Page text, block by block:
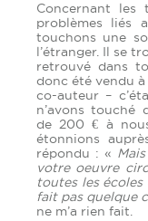
Concernant les
problèmes liés
touchons une
l’étranger. Il se
retrouvé dans
donc été vendu
co-auteur –
n’avons touché
de 200 € à
étonnions
répondu : «
votre oeuvre
toutes les écoles
fait pas quelque
ne m’a rien fait.